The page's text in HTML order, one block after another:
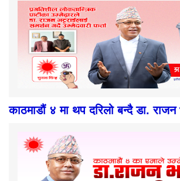
काठमाडौं ४ मा थप दरिलो बन्दै डा. राजन